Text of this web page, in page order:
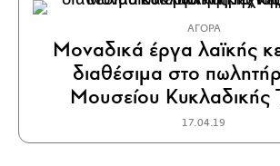
ΑΓΟΡΑ
Μοναδικά έργα λαϊκής
διαθέσιμα στο
Μουσείου Κυκλαδικής
17.04.19